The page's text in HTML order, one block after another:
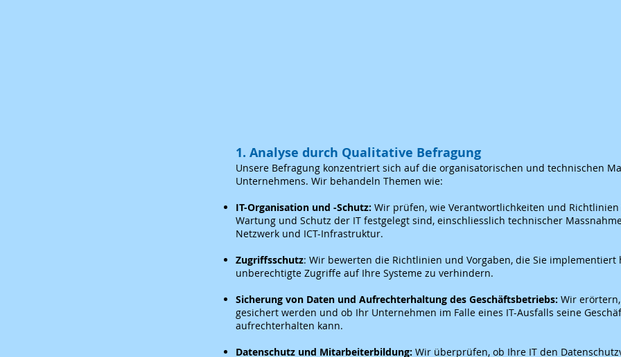
1. Analyse durch Qualitative Befragung
Unsere Befragung konzentriert sich auf die organisatorischen und technischen
Unternehmens. Wir behandeln Themen wie:
IT-Organisation und -Schutz: Wir prüfen, wie Verantwortlichkeiten und
Wartung und Schutz der IT festgelegt sind, einschliesslich technischer
Netzwerk und ICT-Infrastruktur.
Zugriffsschutz: Wir bewerten die Richtlinien und Vorgaben, die Sie implementiert
unberechtigte Zugriffe auf Ihre Systeme zu verhindern.
Sicherung von Daten und Aufrechterhaltung des Geschäftsbetriebs: Wir
gesichert werden und ob Ihr Unternehmen im Falle eines IT-Ausfalls seine
aufrechterhalten kann.
Datenschutz und Mitarbeiterbildung: Wir überprüfen, ob Ihre IT den